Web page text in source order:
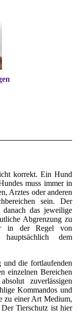
korrekt. Ein Hund
muss immer in
Arztes oder anderen
sein. Der
das jeweilige
Abgrenzung zu
in der Regel von
dem
die fortlaufenden
einzelnen Bereichen
zuverlässigen
Kommandos und
zu einer Art Medium,
Tierschutz ist hier